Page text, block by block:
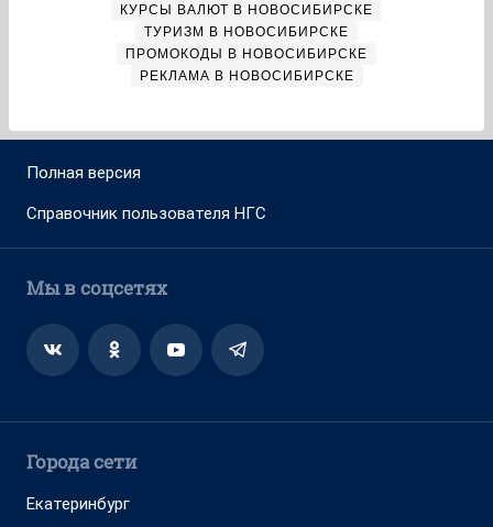
КУРСЫ ВАЛЮТ В НОВОСИБИРСКЕ
ТУРИЗМ В НОВОСИБИРСКЕ
ПРОМОКОДЫ В НОВОСИБИРСКЕ
РЕКЛАМА В НОВОСИБИРСКЕ
Полная версия
Справочник пользователя НГС
Мы в соцсетях
Города сети
Екатеринбург